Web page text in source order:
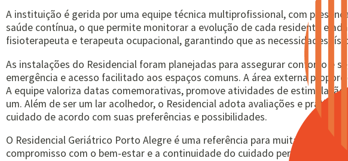
A instituição é gerida por uma equipe técnica multiprofissional, com
saúde contínua, o que permite monitorar a evolução de cada residente e
fisioterapeuta e terapeuta ocupacional, garantindo que as necessidades
As instalações do Residencial foram planejadas para assegurar conforto e
emergência e acesso facilitado aos espaços comuns. A área externa
A equipe valoriza datas comemorativas, promove atividades de
um. Além de ser um lar acolhedor, o Residencial adota avaliações e
cuidado de acordo com suas preferências e possibilidades.
O Residencial Geriátrico Porto Alegre é uma referência para muitas
compromisso com o bem-estar e a continuidade do cuidado permanece